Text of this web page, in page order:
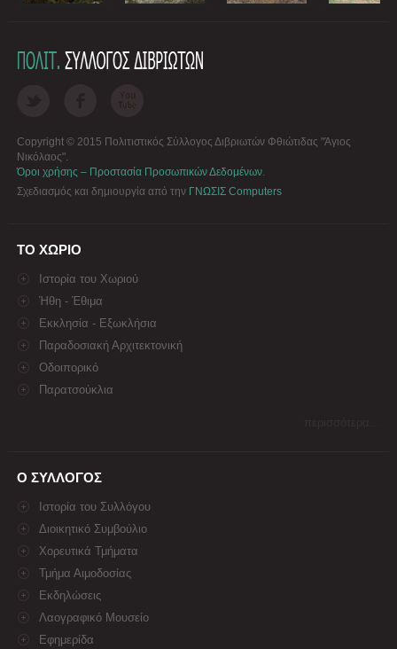
Copyright © 2015 Πολιτιστικός Σύλλογος Διβριωτών Φθιώτιδας "Άγιος
Νικόλαος".
Όροι χρήσης – Προστασία Προσωπικών Δεδομένων.
Σχεδιασμός και δημιουργία από την ΓΝΩΣΙΣ Computers
ΤΟ ΧΩΡΙΟ
Ιστορία του Χωριού
Ήθη - Έθιμα
Εκκλησία - Εξωκλήσια
Παραδοσιακή Αρχιτεκτονική
Οδοιπορικό
Παρατσούκλια
Ο ΣΥΛΛΟΓΟΣ
Ιστορία του Συλλόγου
Διοικητικό Συμβούλιο
Χορευτικά Τμήματα
Τμήμα Αιμοδοσίας
Εκδηλώσεις
Λαογραφικό Μουσείο
Εφημερίδα